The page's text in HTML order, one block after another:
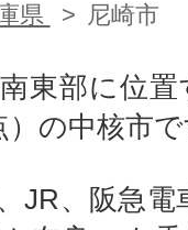
県 尼崎市
東部に位
の中核市で
JR、阪急